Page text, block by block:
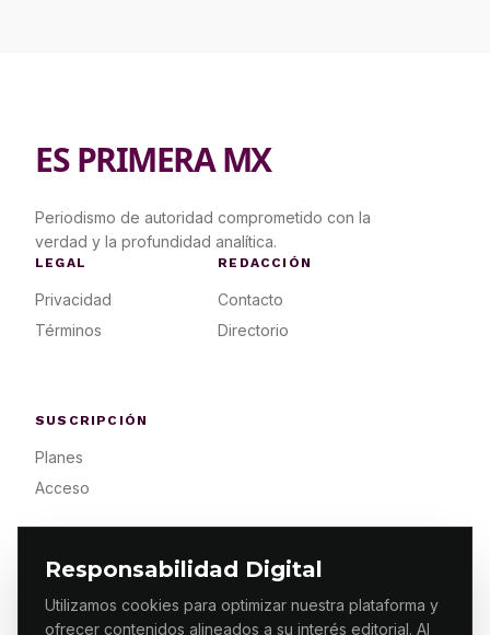
Responsabilidad Digital
Utilizamos cookies para optimizar nuestra plataforma y
ofrecer contenidos alineados a su interés editorial. Al
ES PRIMERA MX
Periodismo de autoridad comprometido con la
verdad y la profundidad analítica.
LEGAL
Privacidad
Términos
REDACCIÓN
Contacto
Directorio
SUSCRIPCIÓN
Planes
Acceso
© 2026 ES PRIMERA MX. ALGUNOS DERECHOS